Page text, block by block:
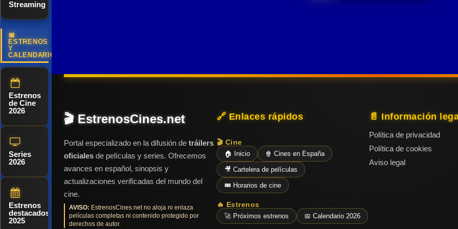
Streaming
📅
ESTRENOS
Y
CALENDARIO
Estrenos
de Cine
2026
Series
2026
Estrenos
destacados
2025
más
obligándola a
amenaza
que rompe
las barreras
entre la vida
y la muerte.
acción,
diversión
familia.
pacífica
🎬 EstrenosCines.net
Portal especializado en la difusión de tráilers
oficiales de películas y series. Ofrecemos
avances en español, sinopsis y
actualizaciones verificadas del mundo del
cine.
AVISO: EstrenosCines.net no aloja ni enlaza
películas completas ni contenido protegido por
derechos de autor.
🔗 Enlaces rápidos
🎬 Cine
🏠 Inicio 🍿 Cines en España
🎥 Cartelera de películas
🎟️ Horarios de cine
🔥 Estrenos
🚀 Próximos estrenos 📅 Calendario 2026
📄 Información
Política de privacidad
Política de cookies
Aviso legal